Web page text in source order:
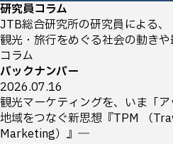
研究員コラム
JTB総合研究所の研究員による、
観光・旅行をめぐる社会の動き
コラム
バックナンバー
2026.07.16
観光マーケティングを、いま「
地域をつなぐ新思想『TPM （
Marketing）』―